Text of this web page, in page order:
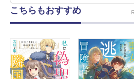
こちらもおすすめ